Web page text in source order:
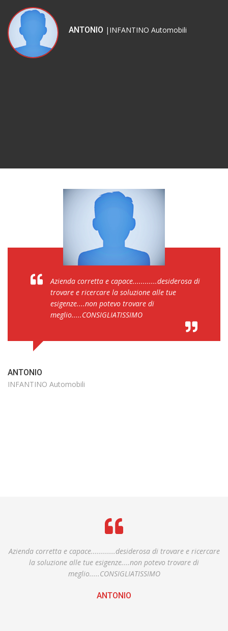
ANTONIO |INFANTINO Automobili
Azienda corretta e capace............desiderosa di
trovare e ricercare la soluzione alle tue
esigenze....non potevo trovare di
meglio.....CONSIGLIATISSIMO
ANTONIO
INFANTINO Automobili
Azienda corretta e capace............desiderosa di trovare e ricercare
la soluzione alle tue esigenze....non potevo trovare di
meglio.....CONSIGLIATISSIMO
ANTONIO